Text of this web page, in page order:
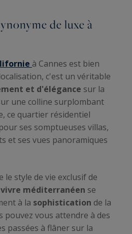
de luxe à
à Cannes est bien
c'est un véritable
et d'élégance sur la
une colline surplombant
ce quartier résidentiel
ses somptueuses villas,
et ses vues panoramiques
le style de vie exclusif de
méditerranéen se
à la sophistication de la
pouvez vous attendre à des
passées à flâner sur la